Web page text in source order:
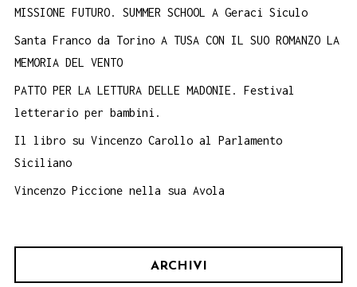
MISSIONE FUTURO. SUMMER SCHOOL A Geraci Siculo
Santa Franco da Torino A TUSA CON IL SUO ROMANZO LA
MEMORIA DEL VENTO
PATTO PER LA LETTURA DELLE MADONIE. Festival
letterario per bambini.
Il libro su Vincenzo Carollo al Parlamento
Siciliano
Vincenzo Piccione nella sua Avola
ARCHIVI